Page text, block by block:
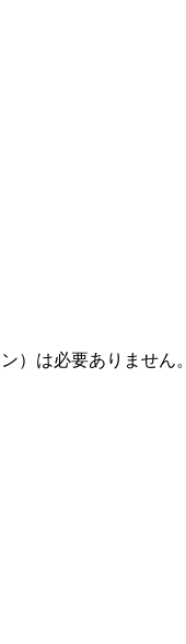
）は必要ありません。